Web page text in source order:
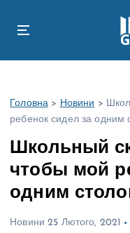
Головна > Новини >
ребенок сидел за
Школьный
чтобы мой
одним
Новини 25 Лютого, 2021